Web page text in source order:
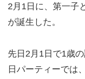
2月1日に、第一子
が誕生した。
先日2月1日で1歳
日パーティーでは